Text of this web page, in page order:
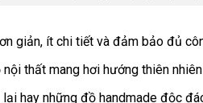
giản, ít chi tiết và đảm bảo đủ
thất mang hơi hướng thiên
hay những đồ handmade độc